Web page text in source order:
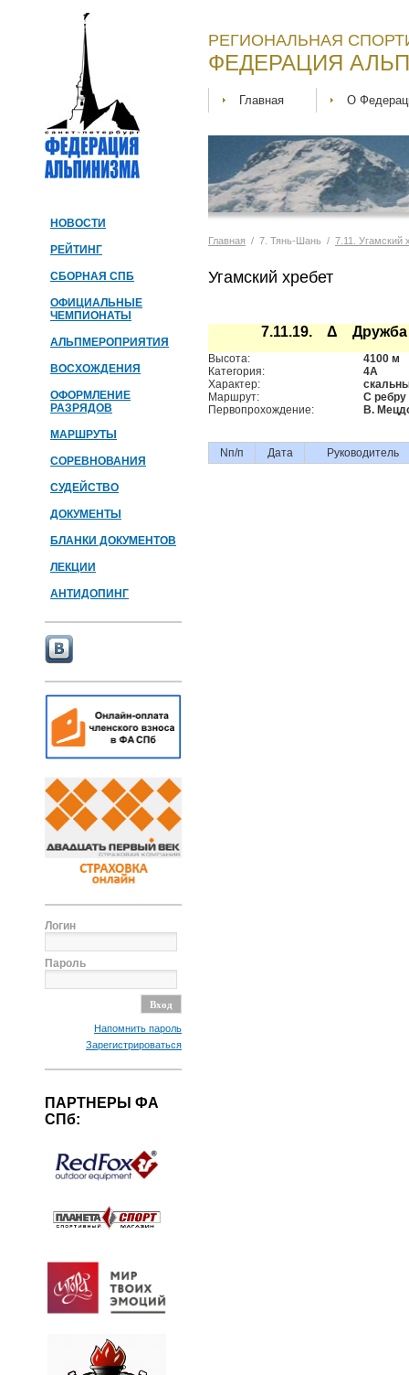
НОВОСТИ
РЕЙТИНГ
СБОРНАЯ СПБ
ОФИЦИАЛЬНЫЕ
ЧЕМПИОНАТЫ
АЛЬПМЕРОПРИЯТИЯ
ВОСХОЖДЕНИЯ
ОФОРМЛЕНИЕ
РАЗРЯДОВ
МАРШРУТЫ
СОРЕВНОВАНИЯ
СУДЕЙСТВО
ДОКУМЕНТЫ
БЛАНКИ ДОКУМЕНТОВ
ЛЕКЦИИ
АНТИДОПИНГ
Логин
Пароль
Напомнить пароль
Зарегистрироваться
ПАРТНЕРЫ ФА
СПб:
РЕГИОНАЛЬНАЯ
ФЕДЕРАЦИЯ
Главная О
Главная / 7. Тянь-Шань / 7.11. Угамский
Угамский хребет
7.11.19. Δ Дружба
Высота:
4100 м
Категория:
4А
Характер:
Маршрут:
С ребру
Первопрохождение:
В.
Nп/п Дата Руководитель